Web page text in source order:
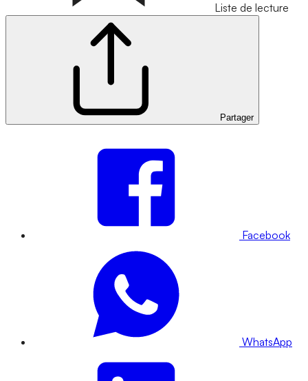
Liste de lecture
Partager
Facebook
WhatsApp